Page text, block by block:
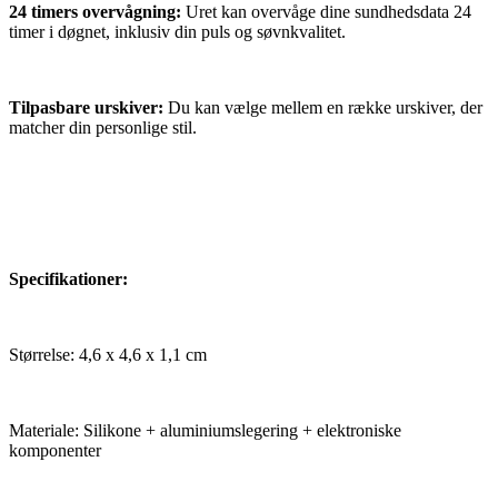
24 timers overvågning: Uret kan overvåge dine sundhedsdata 24
timer i døgnet, inklusiv din puls og søvnkvalitet.
Tilpasbare urskiver: Du kan vælge mellem en række urskiver, der
matcher din personlige stil.
Specifikationer:
Størrelse: 4,6 x 4,6 x 1,1 cm
Materiale: Silikone + aluminiumslegering + elektroniske
komponenter